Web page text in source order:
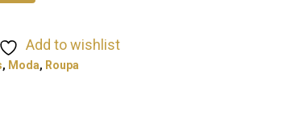
Add to wishlist
, Moda, Roupa